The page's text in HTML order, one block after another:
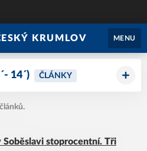
KRUMLOV MENU
14´) ČLÁNKY
Soběslavi stoprocentní. Tři